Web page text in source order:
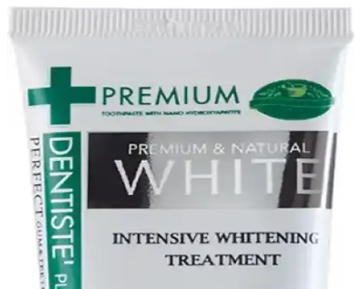
Aft Spreyleri ve Yara İyileşme Sürecine Etkileri
Aft spreyleri, ağız içi yaraların ağrı hafifletici ve iyileşmeyi
destekleyici özellikleriyle öne çıkar. Doğru kullanımla yara iyileşme
sürecini kolaylaştırır ve yaşam kalitesini artırır.
Ağız İçi Rahatsızlıkları Hafifletmek İçin Etkili Aft
Spreyleri Rehberi
Aft spreyleri, ağız içi yaraları ve ağrılarını hızlıca hafifletir, pratik
kullanımıyla günlük yaşam kalitenizi artırır. Doğru ürün ve kullanım
ile ağız sağlığınızı koruyun.
Aftoral Abfen Farma Ağız Spreyi: Ağız
Rahatsızlıklarını Hafifletmede Güvenilir Çözüm